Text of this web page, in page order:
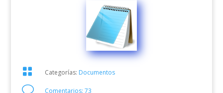
 Categorías: Documentos
v Comentarios: 73